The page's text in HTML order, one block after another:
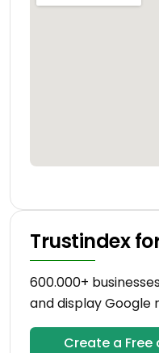
Trustindex
600.000+
and display Google
Create a